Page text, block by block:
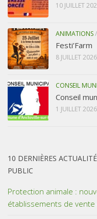
10 JUILLET
ANIMATIONS/
Festi’Farm
8 JUILLET 2026
CONSEIL
Conseil
1 JUILLET 2026
10 DERNIÈRES
PUBLIC
Protection animale :
établissements de vente